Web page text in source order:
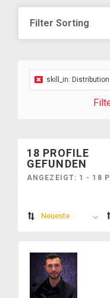
Filter Sorting
skill_in: Distribution
18 PROFILE
GEFUNDEN
ANGEZEIGT: 1 - 18
Neueste